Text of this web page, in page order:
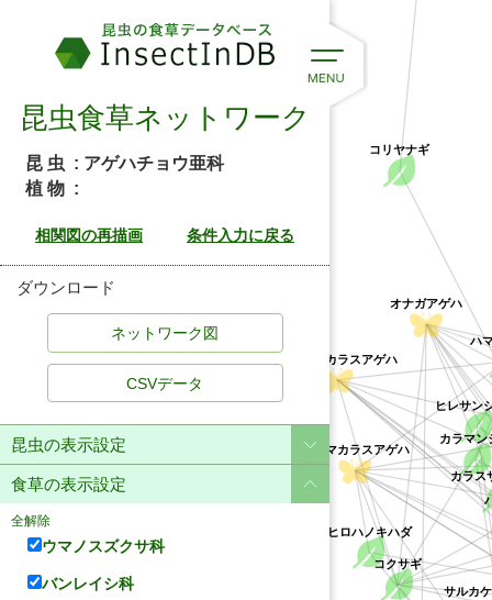
コクサギ
ハマ
カラスザ
カラマン
ハ
コリヤナギ
ミヤマカラスアゲハ
ヒロハノキハダ
オナガアゲハ
オキナワカラスアゲハ
ヒレサン
サルカ
昆虫食草ネットワーク
昆 虫 : アゲハチョウ亜科
植 物 :
ダウンロード
CSVデータ
昆虫の表示設定
食草の表示設定
全解除
ウマノスズクサ科
バンレイシ科